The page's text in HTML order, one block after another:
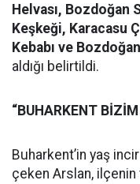
Helvası, Bozdoğan
Keşkeği, Karacasu
Kebabı ve
aldığı belirtildi.
“BUHARKENT
Buharkent’in yaş
çeken Arslan, ilçenin